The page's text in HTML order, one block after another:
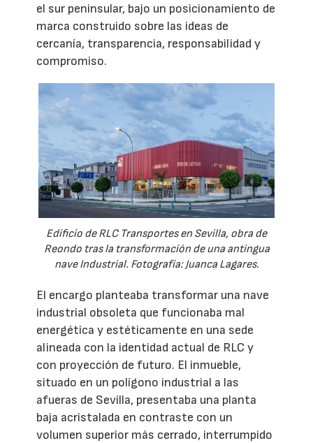
el sur peninsular, bajo un posicionamiento de
marca construido sobre las ideas de
cercanía, transparencia, responsabilidad y
compromiso.
Edificio de RLC Transportes en Sevilla, obra de
Reondo tras la transformación de una antingua
nave Industrial. Fotografía: Juanca Lagares.
El encargo planteaba transformar una nave
industrial obsoleta que funcionaba mal
energética y estéticamente en una sede
alineada con la identidad actual de RLC y
con proyección de futuro. El inmueble,
situado en un polígono industrial a las
afueras de Sevilla, presentaba una planta
baja acristalada en contraste con un
volumen superior más cerrado, interrumpido